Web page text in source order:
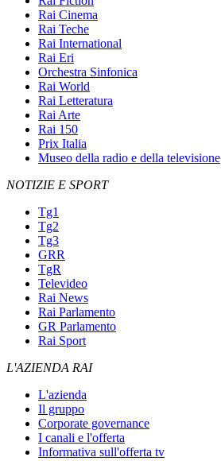
Rai Cinema
Rai Teche
Rai International
Rai Eri
Orchestra Sinfonica
Rai World
Rai Letteratura
Rai Arte
Rai 150
Prix Italia
Museo della radio e della televisione
NOTIZIE E SPORT
Tg1
Tg2
Tg3
GRR
TgR
Televideo
Rai News
Rai Parlamento
GR Parlamento
Rai Sport
L'AZIENDA RAI
L'azienda
Il gruppo
Corporate governance
I canali e l'offerta
Informativa sull'offerta tv